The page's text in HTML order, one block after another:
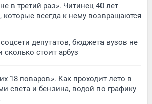
в третий раз». Читинец 40 лет
которые всегда к нему возвращаются
депутатов, бюджета вузов не
стоит арбуз
18 поваров». Как проходит лето в
света и бензина, водой по графику